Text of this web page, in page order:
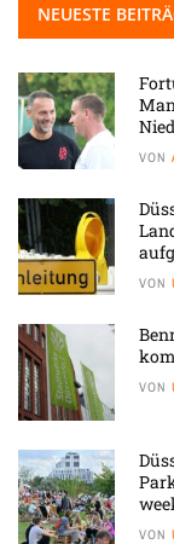
NEUESTE
VON
VON
VON
VON